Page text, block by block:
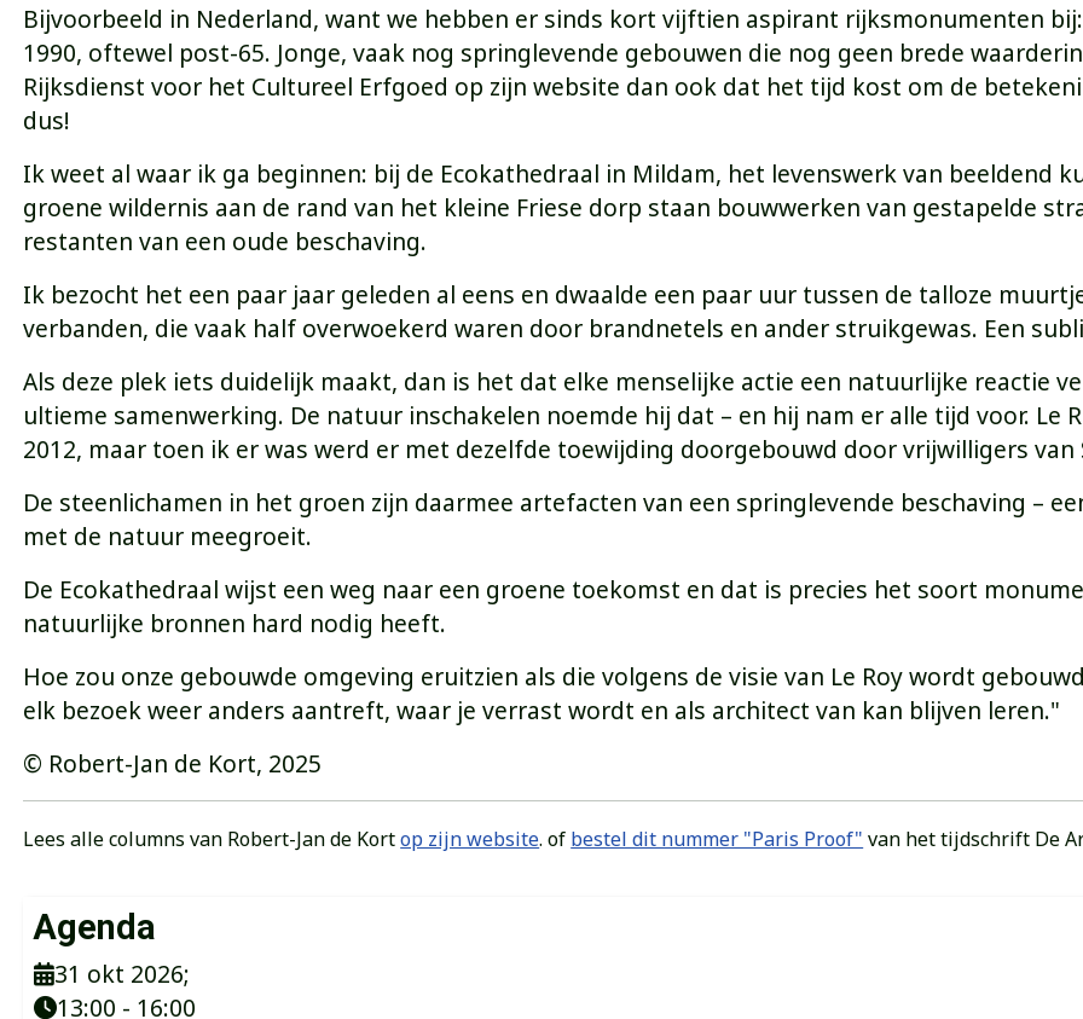
Bijvoorbeeld in Nederland, want we hebben er sinds kort vijftien aspirant rijksmonumenten
1990, oftewel post-65. Jonge, vaak nog springlevende gebouwen die nog geen brede
Rijksdienst voor het Cultureel Erfgoed op zijn website dan ook dat het tijd kost om de
dus!
Ik weet al waar ik ga beginnen: bij de Ecokathedraal in Mildam, het levenswerk van beeldend
groene wildernis aan de rand van het kleine Friese dorp staan bouwwerken van gestapelde
restanten van een oude beschaving.
Ik bezocht het een paar jaar geleden al eens en dwaalde een paar uur tussen de talloze
verbanden, die vaak half overwoekerd waren door brandnetels en ander struikgewas. Een
Als deze plek iets duidelijk maakt, dan is het dat elke menselijke actie een natuurlijke reactie
ultieme samenwerking. De natuur inschakelen noemde hij dat – en hij nam er alle tijd voor. Le
2012, maar toen ik er was werd er met dezelfde toewijding doorgebouwd door vrijwilligers
De steenlichamen in het groen zijn daarmee artefacten van een springlevende beschaving –
met de natuur meegroeit.
De Ecokathedraal wijst een weg naar een groene toekomst en dat is precies het soort
natuurlijke bronnen hard nodig heeft.
Hoe zou onze gebouwde omgeving eruitzien als die volgens de visie van Le Roy wordt
elk bezoek weer anders aantreft, waar je verrast wordt en als architect van kan blijven leren."
© Robert-Jan de Kort, 2025
Lees alle columns van Robert-Jan de Kortop zijn website. of bestel dit nummer "Paris Proof" van het tijdschrift De
Agenda
31 okt 2026;
13:00 - 16:00